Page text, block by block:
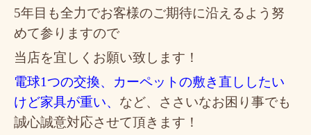
5年目も全力でお客様のご期待に沿えるよう努
めて参りますので
当店を宜しくお願い致します！
電球1つの交換、カーペットの敷き直ししたい
けど家具が重い、 など、ささいなお困り事でも
誠心誠意対応させて頂きます！